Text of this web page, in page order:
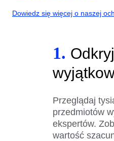
Dowiedz się więcej o naszej
1.
Przeglądaj
przedmiotów
ekspertów.
wartość